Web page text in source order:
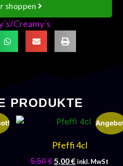
shoppen
Creamy´s
PRODUKTE
Pfeffi 4cl
5,50€ 5,00€inkl. MwSt